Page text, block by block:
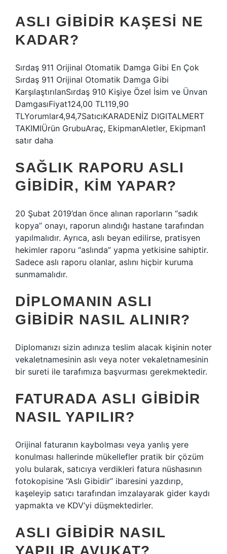
ASLI GIBIDIR KAŞESI NE
KADAR?
Sırdaş 911 Orijinal Otomatik Damga Gibi En Çok
Sırdaş 911 Orijinal Otomatik Damga Gibi
KarşılaştırılanSırdaş 910 Kişiye Özel İsim ve Ünvan
DamgasıFiyat124,00 TL119,90
TLYorumlar4,94,7SatıcıKARADENİZ DIGITALMERT
TAKIMIÜrün GrubuAraç, EkipmanAletler, Ekipman1
satır daha
SAĞLIK RAPORU ASLI
GIBIDIR, KIM YAPAR?
20 Şubat 2019’dan önce alınan raporların “sadık
kopya” onayı, raporun alındığı hastane tarafından
yapılmalıdır. Ayrıca, aslı beyan edilirse, pratisyen
hekimler raporu “aslında” yapma yetkisine sahiptir.
Sadece aslı raporu olanlar, aslını hiçbir kuruma
sunmamalıdır.
DIPLOMANIN ASLI
GIBIDIR NASIL ALINIR?
Diplomanızı sizin adınıza teslim alacak kişinin noter
vekaletnamesinin aslı veya noter vekaletnamesinin
bir sureti ile tarafımıza başvurması gerekmektedir.
FATURADA ASLI GIBIDIR
NASIL YAPILIR?
Orijinal faturanın kaybolması veya yanlış yere
konulması hallerinde mükellefler pratik bir çözüm
yolu bularak, satıcıya verdikleri fatura nüshasının
fotokopisine “Aslı Gibidir” ibaresini yazdırıp,
kaşeleyip satıcı tarafından imzalayarak gider kaydı
yapmakta ve KDV’yi düşmektedirler.
ASLI GIBIDIR NASIL
YAPILIR AVUKAT?